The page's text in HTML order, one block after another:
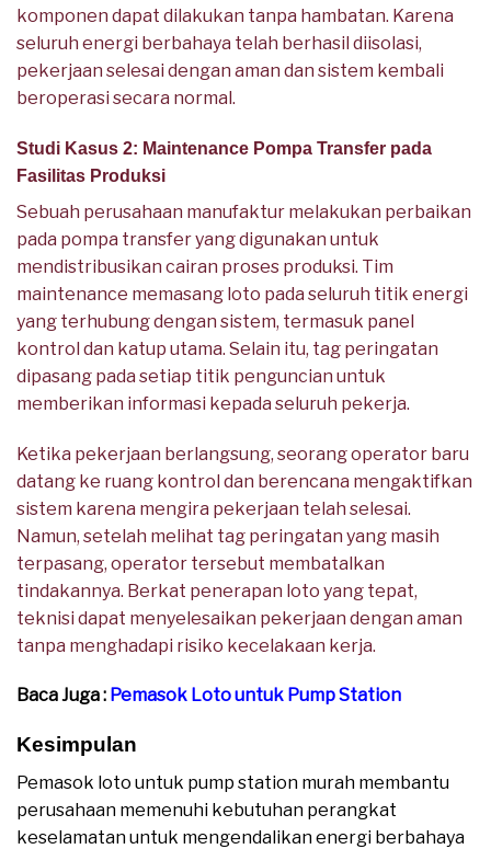
komponen dapat dilakukan tanpa hambatan. Karena
seluruh energi berbahaya telah berhasil diisolasi,
pekerjaan selesai dengan aman dan sistem kembali
beroperasi secara normal.
Studi Kasus 2: Maintenance Pompa Transfer pada
Fasilitas Produksi
Sebuah perusahaan manufaktur melakukan perbaikan
pada pompa transfer yang digunakan untuk
mendistribusikan cairan proses produksi. Tim
maintenance memasang loto pada seluruh titik energi
yang terhubung dengan sistem, termasuk panel
kontrol dan katup utama. Selain itu, tag peringatan
dipasang pada setiap titik penguncian untuk
memberikan informasi kepada seluruh pekerja.
Ketika pekerjaan berlangsung, seorang operator baru
datang ke ruang kontrol dan berencana mengaktifkan
sistem karena mengira pekerjaan telah selesai.
Namun, setelah melihat tag peringatan yang masih
terpasang, operator tersebut membatalkan
tindakannya. Berkat penerapan loto yang tepat,
teknisi dapat menyelesaikan pekerjaan dengan aman
tanpa menghadapi risiko kecelakaan kerja.
Baca Juga : Pemasok Loto untuk Pump Station
Kesimpulan
Pemasok loto untuk pump station murah membantu
perusahaan memenuhi kebutuhan perangkat
keselamatan untuk mengendalikan energi berbahaya